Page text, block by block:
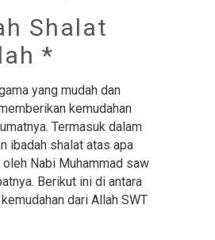
Shalat
*
yang mudah dan
kemudahan
Termasuk dalam
ibadah shalat atas apa
Nabi Muhammad saw
Berikut ini di antara
dari Allah SWT